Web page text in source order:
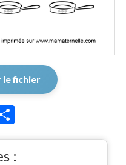
le fichier
: